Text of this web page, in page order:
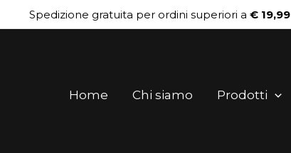
Spedizione gratuita per ordini superiori a € 19,99
Home Chi siamo Prodotti